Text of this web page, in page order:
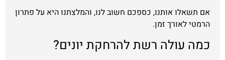
אם תשאלו אותנו, כספכם חשוב לנו, והמלצתנו היא על פתרון
הרמטי לאורך זמן.
כמה עולה רשת להרחקת יונים?